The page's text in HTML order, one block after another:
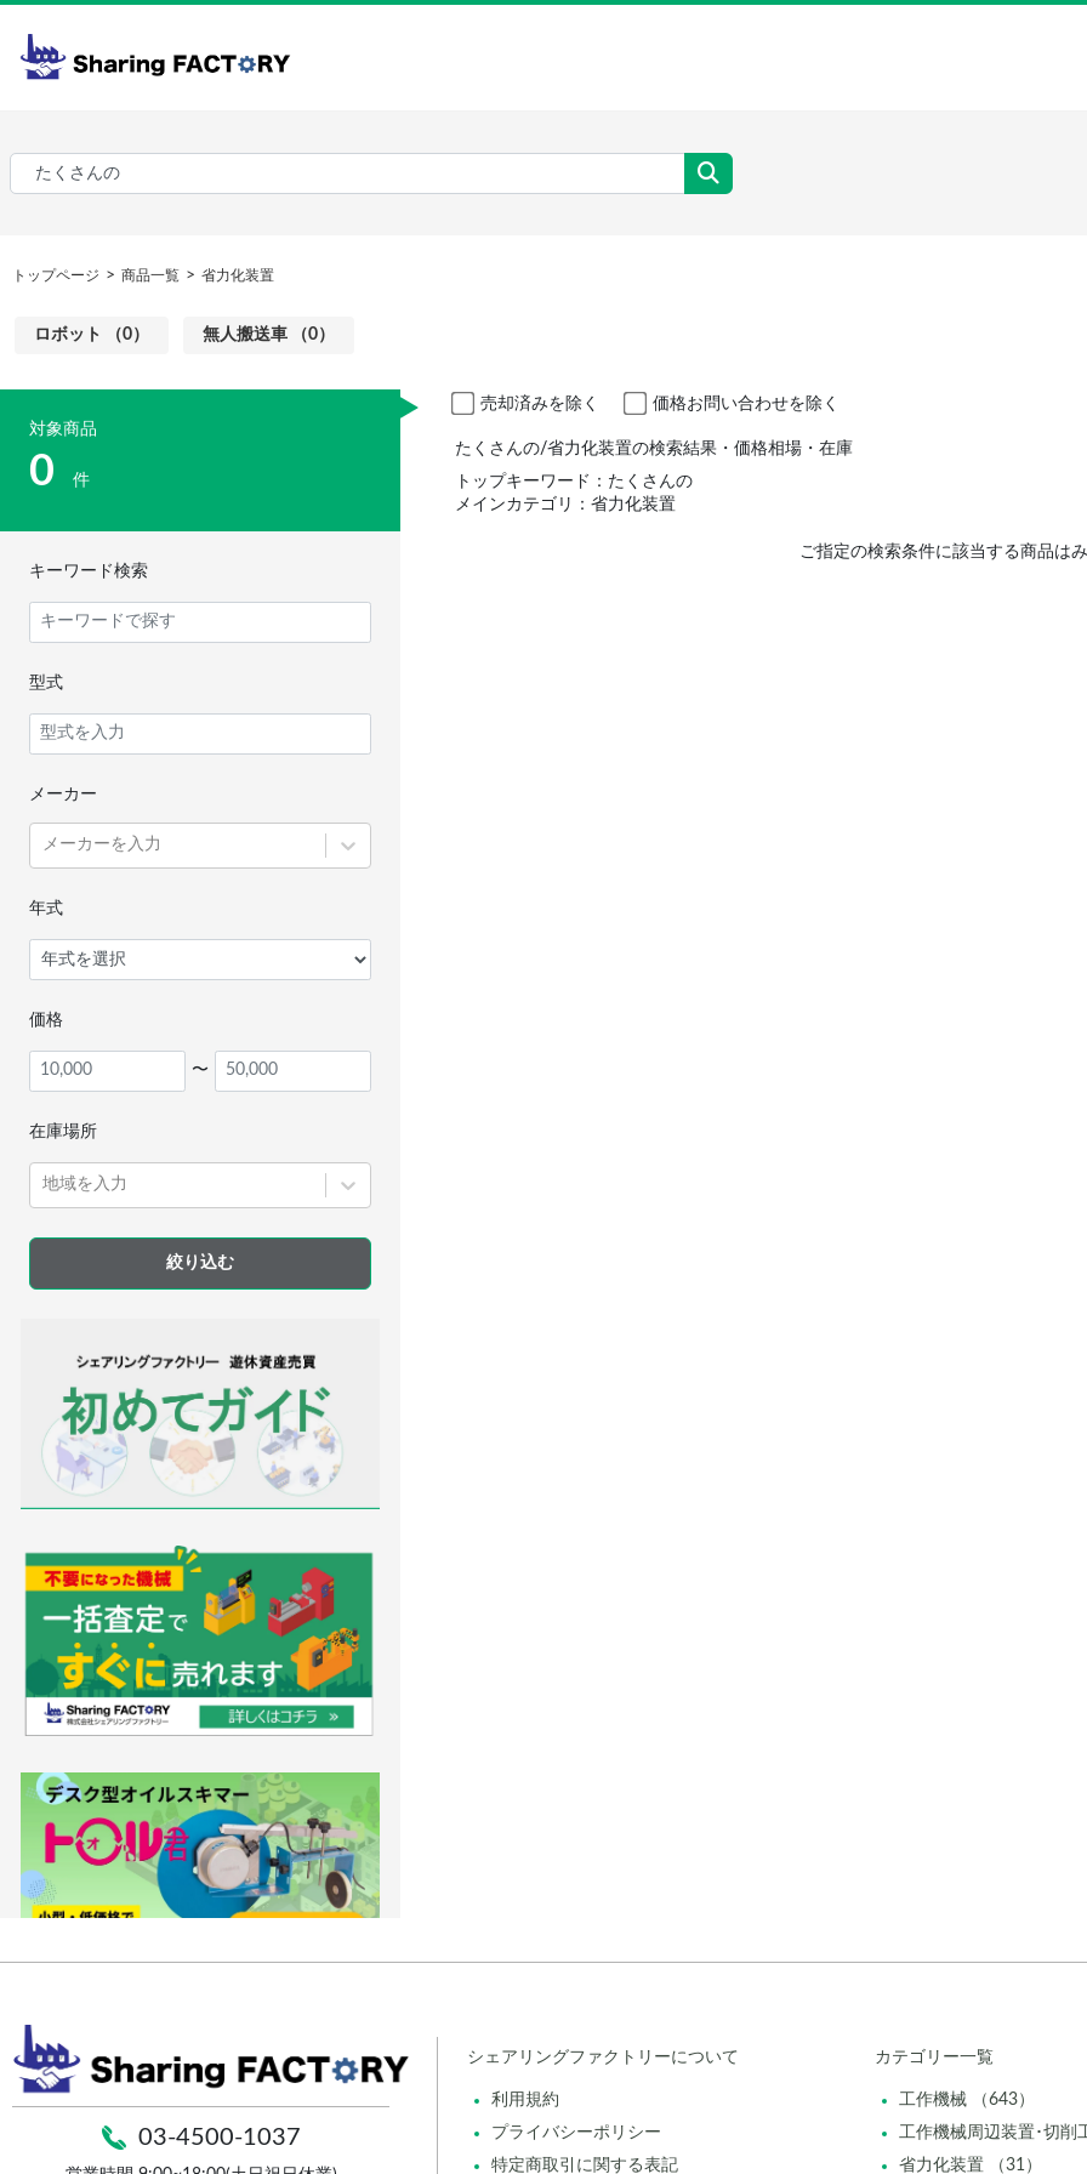
トップページ 商品一覧 省力化装置
ロボット （0） 無人搬送車 （0）
売却済みを除く 価格お問い合わせを除く
たくさんの/省力化装置の検索結果・価格相場・在庫
トップキーワード：たくさんの
メインカテゴリ：省力化装置
ご指定の検索条件に該当する商品は
対象商品
0 件
キーワード検索
型式
メーカー
メーカーを入力
年式
価格
〜
在庫場所
地域を入力
03-4500-1037
シェアリングファクトリーについて
利用規約
プライバシーポリシー
特定商取引に関する表記
カテゴリー一覧
工作機械 （643）
工作機械周辺装置･切削
省力化装置 （31）